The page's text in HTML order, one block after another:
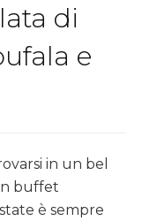
di
e
in un bel
buffet
è sempre